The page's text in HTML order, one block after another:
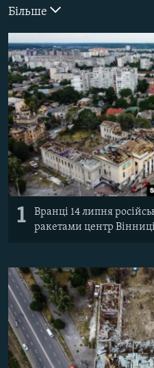
УКРАЇНСЬКА ПРОБЛЕМА КРИМУ
ІНФОГРАФІКА
Русский
Qırımtatar
ДОЛУЧАЙСЯ!
Усі сайти RFE/RL
Більше
1
Вранці 14 липня
ракетами центр Вінниці